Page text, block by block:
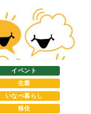
イベント
生業
いなべ暮らし
移住